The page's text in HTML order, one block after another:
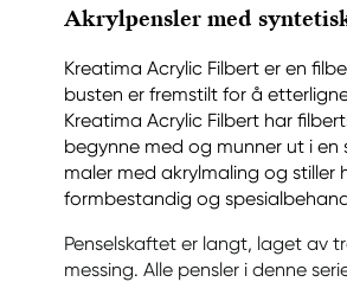
Akrylpensler med
Kreatima Acrylic Filbert er en
busten er fremstilt for å
Kreatima Acrylic Filbert har
begynne med og munner ut i en
maler med akrylmaling og stiller
formbestandig og
Penselskaftet er langt, laget av
messing. Alle pensler i denne